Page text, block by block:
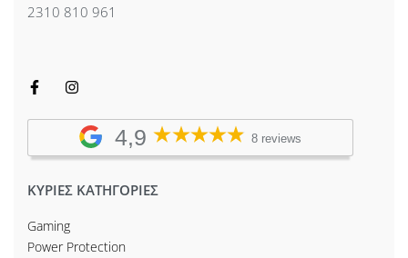
2310 810 961
4,9 8 reviews
ΚΥΡΙΕΣ ΚΑΤΗΓΟΡΙΕΣ
Gaming
Power Protection